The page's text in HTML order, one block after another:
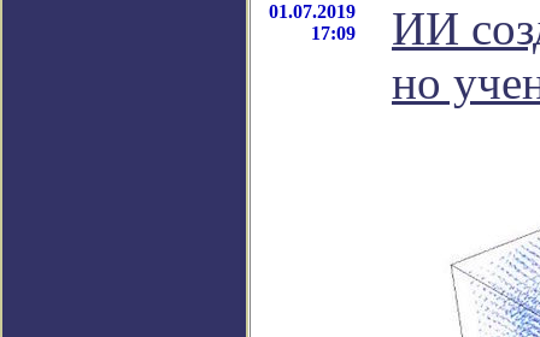
01.07.2019
17:09
ИИ
но